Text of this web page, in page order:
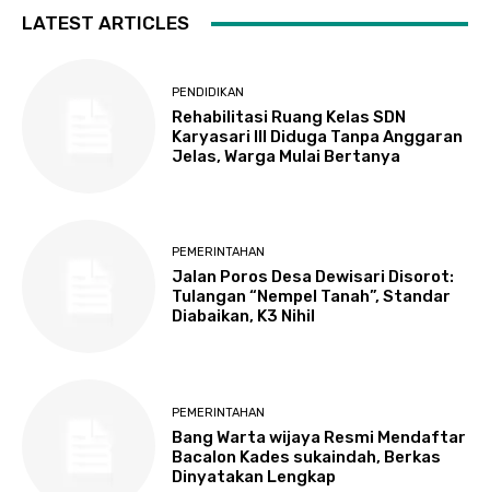
LATEST ARTICLES
PENDIDIKAN
Rehabilitasi Ruang Kelas SDN
Karyasari III Diduga Tanpa Anggaran
Jelas, Warga Mulai Bertanya
PEMERINTAHAN
Jalan Poros Desa Dewisari Disorot:
Tulangan “Nempel Tanah”, Standar
Diabaikan, K3 Nihil
PEMERINTAHAN
Bang Warta wijaya Resmi Mendaftar
Bacalon Kades sukaindah, Berkas
Dinyatakan Lengkap